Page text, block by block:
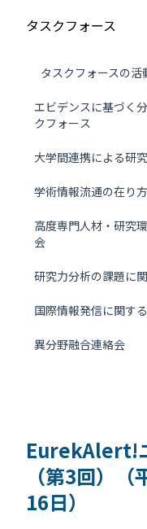
タスクフォース
タスクフォースの活
エビデンスに基づく
クフォース
大学間連携による研
学術情報流通の在り
高度専門人材・研究
会
研究力分析の課題に
国際情報発信に関す
異分野融合連絡会
EurekAlert!
（第3回）
16日）